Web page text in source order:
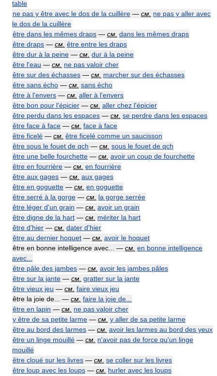
table
ne pas y être avec le dos de la cuillère — см. ne pas y aller avec
le dos de la cuillère
être dans les mêmes draps — см. dans les mêmes draps
être draps — см. être entre les draps
être dur à la peine — см. dur à la peine
être l'eau — см. ne pas valoir cher
être sur des échasses — см. marcher sur des échasses
être sans écho — см. sans écho
être à l'envers — см. aller à l'envers
être bon pour l'épicier — см. aller chez l'épicier
être perdu dans les espaces — см. se perdre dans les espaces
être face à face — см. face à face
être ficelé — см. être ficelé comme un saucisson
être sous le fouet de qch — см. sous le fouet de qch
être une belle fourchette — см. avoir un coup de fourchette
être en fourrière — см. en fourrière
être aux gages — см. aux gages
être en goguette — см. en goguette
être serré à la gorge — см. la gorge serrée
être léger d'un grain — см. avoir un grain
être digne de la hart — см. mériter la hart
être d'hier — см. dater d'hier
être au dernier hoquet — см. avoir le hoquet
être en bonne intelligence avec... — см. en bonne intelligence
avec...
être pâle des jambes — см. avoir les jambes pâles
être sur la jante — см. gratter sur la jante
être vieux jeu — см. faire vieux jeu
être la joie de... — см. faire la joie de...
être en lapin — см. ne pas valoir cher
y être de sa petite larme — см. y aller de sa petite larme
être au bord des larmes — см. avoir les larmes au bord des yeux
être un linge mouillé — см. n'avoir pas de force qu'un linge
mouillé
être cloué sur les livres — см. se coller sur les livres
être loup avec les loups — см. hurler avec les loups